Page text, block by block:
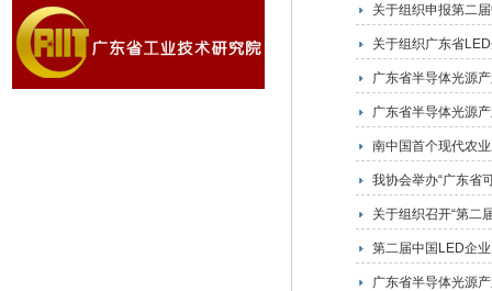
关于组织申报第二
关于组织广东省
广东省半导体光源
广东省半导体光源
南中国首个现代农
我协会举办“广东省
关于组织召开“第二
第二届中国LED企
广东省半导体光源